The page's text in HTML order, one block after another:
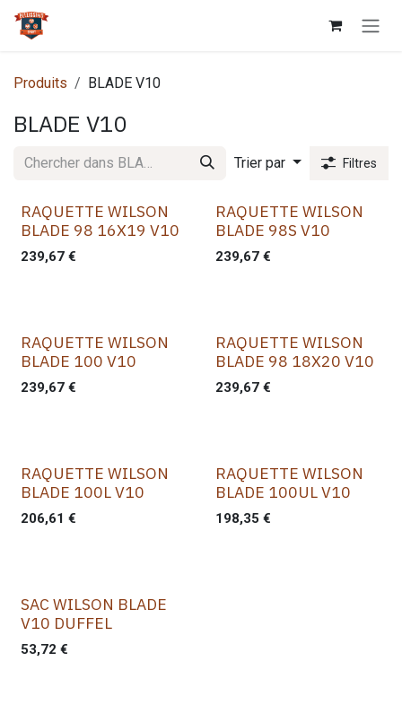
Se rendre au contenu
Produits BLADE V10
BLADE V10
Trier par Filtres
RAQUETTE WILSON
BLADE 98 16X19 V10
239,67 €
RAQUETTE WILSON
BLADE 98S V10
239,67€
RAQUETTE WILSON
BLADE 100 V10
239,67 €
RAQUETTE WILSON
BLADE 98 18X20 V10
239,67€
RAQUETTE WILSON
BLADE 100L V10
206,61 €
RAQUETTE WILSON
BLADE 100UL V10
198,35 €
SAC WILSON BLADE
V10 DUFFEL
53,72 €